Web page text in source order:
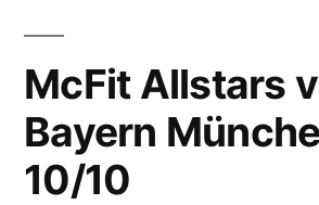
–
Part
9/10
McFit Allstars
Bayern
10/10